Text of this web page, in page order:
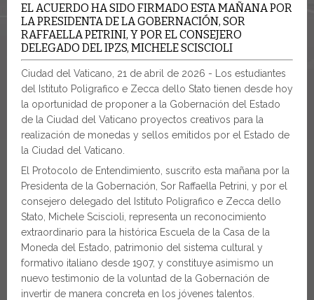
EL ACUERDO HA SIDO FIRMADO ESTA MAÑANA POR
LA PRESIDENTA DE LA GOBERNACIÓN, SOR
RAFFAELLA PETRINI, Y POR EL CONSEJERO
DELEGADO DEL IPZS, MICHELE SCISCIOLI
Ciudad del Vaticano, 21 de abril de 2026 - Los estudiantes
del Istituto Poligrafico e Zecca dello Stato tienen desde hoy
la oportunidad de proponer a la Gobernación del Estado
de la Ciudad del Vaticano proyectos creativos para la
realización de monedas y sellos emitidos por el Estado de
la Ciudad del Vaticano.
El Protocolo de Entendimiento, suscrito esta mañana por la
Presidenta de la Gobernación, Sor Raffaella Petrini, y por el
consejero delegado del Istituto Poligrafico e Zecca dello
Stato, Michele Sciscioli, representa un reconocimiento
extraordinario para la histórica Escuela de la Casa de la
Moneda del Estado, patrimonio del sistema cultural y
formativo italiano desde 1907, y constituye asimismo un
nuevo testimonio de la voluntad de la Gobernación de
invertir de manera concreta en los jóvenes talentos.